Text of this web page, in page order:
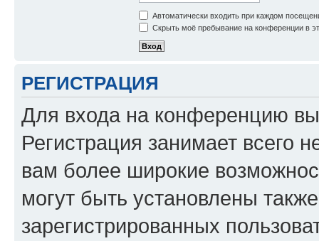
Автоматически входить при каждом
Скрыть моё пребывание на конференции в
РЕГИСТРАЦИЯ
Для входа на конференцию
Регистрация занимает всего
вам более широкие
могут быть установлены
зарегистрированных